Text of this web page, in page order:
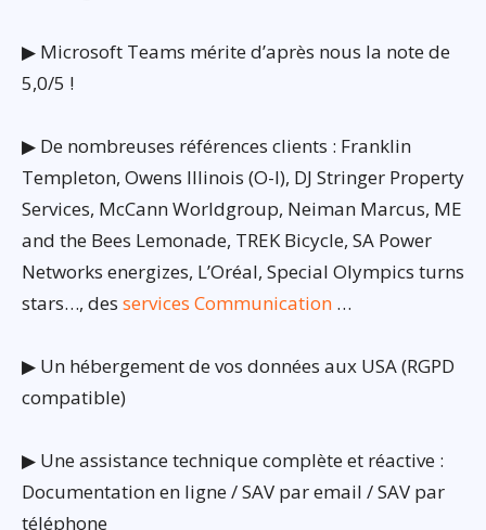
▶ Microsoft Teams mérite d’après nous la note de
5,0/5 !
▶ De nombreuses références clients : Franklin
Templeton, Owens Illinois (O-I), DJ Stringer Property
Services, McCann Worldgroup, Neiman Marcus, ME
and the Bees Lemonade, TREK Bicycle, SA Power
Networks energizes, L’Oréal, Special Olympics turns
stars…, des services Communication …
▶ Un hébergement de vos données aux USA (RGPD
compatible)
▶ Une assistance technique complète et réactive :
Documentation en ligne / SAV par email / SAV par
téléphone